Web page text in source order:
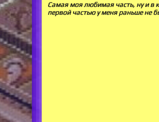
Самая моя любимая часть, ну и в
первой частью у меня раньше не